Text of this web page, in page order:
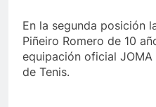
En la segunda posición
Piñeiro Romero de 10
equipación oficial JOMA
de Tenis.